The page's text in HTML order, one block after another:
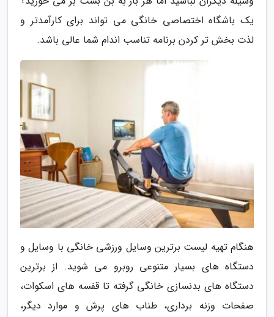
یک باشگاه اختصاصی خانگی می تواند برای کارآمدتر و
لذت بخش تر کردن برنامه تناسب اندام شما عالی باشد.
هنگام تهیه لیست برترین وسایل ورزشی خانگی با وسایل و
دستگاه های بسیار متنوعی روبرو می شوید. از برترین
دستگاه های بدنسازی خانگی گرفته تا قفسه های اسکوات،
صفحات وزنه برداری، طناب های پرش و موارد دیگر،